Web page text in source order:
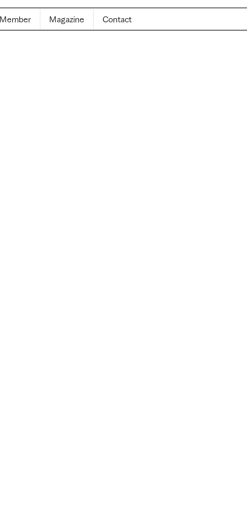
Member Magazine Contact